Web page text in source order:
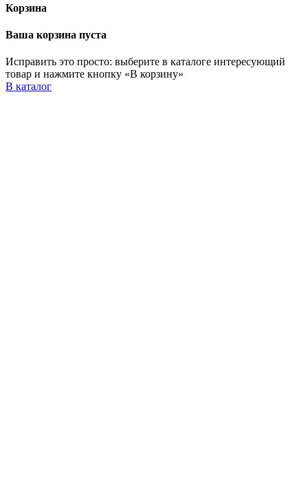
Корзина
Ваша корзина пуста
Исправить это просто: выберите в каталоге интересующий
товар и нажмите кнопку «В корзину»
В каталог